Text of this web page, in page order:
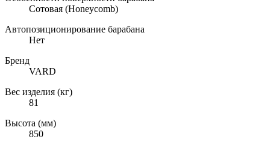
Сотовая (Honeycomb)
Автопозиционирование барабана
Нет
Бренд
VARD
Вес изделия (кг)
81
Высота (мм)
850